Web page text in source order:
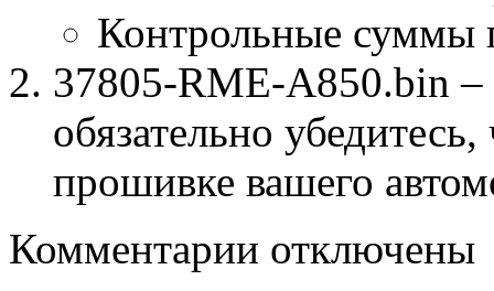
Контрольные суммы
37805-RME-A850.bin –
обязательно
прошивке вашего
Комментарии записи
отключены